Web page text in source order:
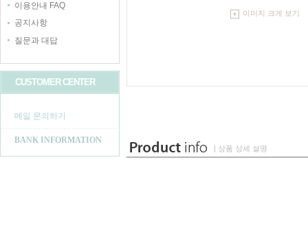
이용안내 FAQ
공지사항
질문과 대답
CUSTOMER CENTER
메일 문의하기
BANK INFORMATION
이미지 크게 보기
| 상품 상세 설명